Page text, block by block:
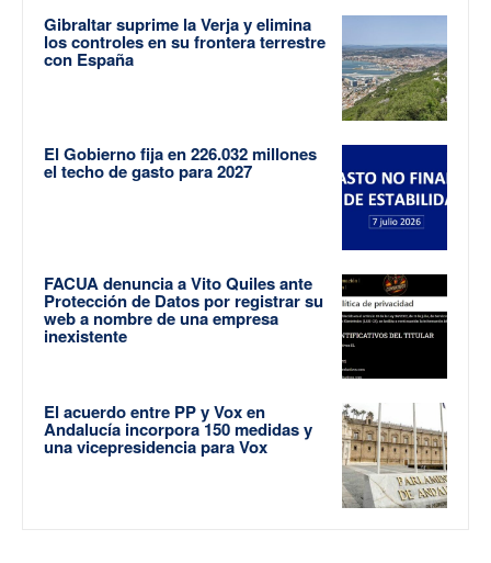
Gibraltar suprime la Verja y elimina
los controles en su frontera terrestre
con España
El Gobierno fija en 226.032 millones
el techo de gasto para 2027
FACUA denuncia a Vito Quiles ante
Protección de Datos por registrar su
web a nombre de una empresa
inexistente
El acuerdo entre PP y Vox en
Andalucía incorpora 150 medidas y
una vicepresidencia para Vox